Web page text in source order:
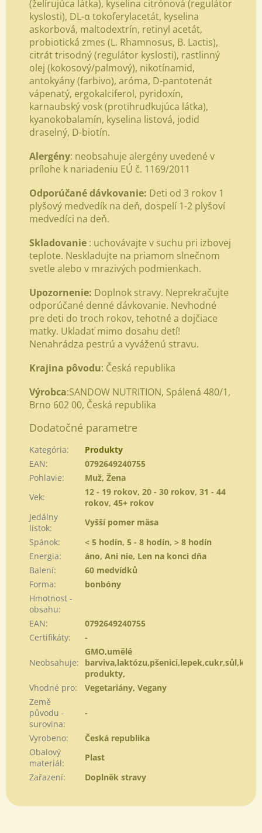
(želírujúca látka), kyselina citrónová (regulátor
kyslosti), DL-α tokoferylacetát, kyselina
askorbová, maltodextrín, retinyl acetát,
probiotická zmes (L. Rhamnosus, B. Lactis),
citrát trisodný (regulátor kyslosti), rastlinný
olej (kokosový/palmový), nikotínamid,
antokyány (farbivo), aróma, D-pantotenát
vápenatý, ergokalciferol, pyridoxín,
karnaubský vosk (protihrudkujúca látka),
kyanokobalamín, kyselina listová, jodid
draselný, D-biotín.
Alergény: neobsahuje alergény uvedené v
prílohe k nariadeniu EÚ č. 1169/2011
Odporúčané dávkovanie: Deti od 3 rokov 1
plyšový medvedík na deň, dospelí 1-2 plyšoví
medvedíci na deň.
Skladovanie : uchovávajte v suchu pri izbovej
teplote. Neskladujte na priamom slnečnom
svetle alebo v mrazivých podmienkach.
Upozornenie: Doplnok stravy. Neprekračujte
odporúčané denné dávkovanie. Nevhodné
pre deti do troch rokov, tehotné a dojčiace
matky. Ukladať mimo dosahu detí!
Nenahrádza pestrú a vyváženú stravu.
Krajina pôvodu: Česká republika
Výrobca:SANDOW NUTRITION, Spálená 480/1,
Brno 602 00, Česká republika
Dodatočné parametre
Kategória:
Produkty
EAN:
0792649240755
Pohlavie:
Muž, Žena
Vek:
12 - 19 rokov, 20 - 30 rokov, 31 - 44
rokov, 45+ rokov
Jedálny
lístok:
Vyšší pomer mäsa
Spánok:
< 5 hodín, 5 - 8 hodín, > 8 hodín
Energia:
áno, Ani nie, Len na konci dňa
Balení:
60 medvídků
Forma:
bonbóny
Hmotnost -
obsahu:
EAN:
0792649240755
Certifikáty: -
Neobsahuje:
GMO,umělé
produkty,
Vhodné pro:
Vegetariány, Vegany
Země
původu -
surovina:
-
Vyrobeno:
Česká republika
Obalový
materiál:
Plast
Zařazení: Doplněk stravy